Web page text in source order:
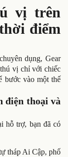
vị trên
điểm
dụng, Gear
vị chỉ với chiếc
bước vào một thế
điện thoại và
hỗ trợ, bạn đã có
tháp Ai Cập, phố